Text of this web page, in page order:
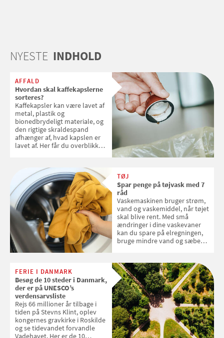
NYESTE INDHOLD
AFFALD
Hvordan skal kaffekapslerne
sorteres?
Kaffekapsler kan være lavet af
metal, plastik og
bionedbrydeligt materiale, og
den rigtige skraldespand
afhænger af, hvad kapslen er
lavet af. Her får du overblikket
TØJ
Spar penge på tøjvask med 7
råd
Vaskemaskinen bruger strøm,
vand og vaskemiddel, når tøjet
skal blive rent. Med små
ændringer i dine vaskevaner
kan du spare på elregningen,
bruge mindre vand og sæbe
enkle råd til at spare penge på
tøjvasken
FERIE I DANMARK
Besøg de 10 steder i Danmark,
der er på UNESCO’s
verdensarvsliste
Rejs 66 millioner år tilbage i
tiden på Stevns Klint, oplev
kongernes gravkirke i Roskilde
og se tidevandet forvandle
Vadehavet. Her er de 10